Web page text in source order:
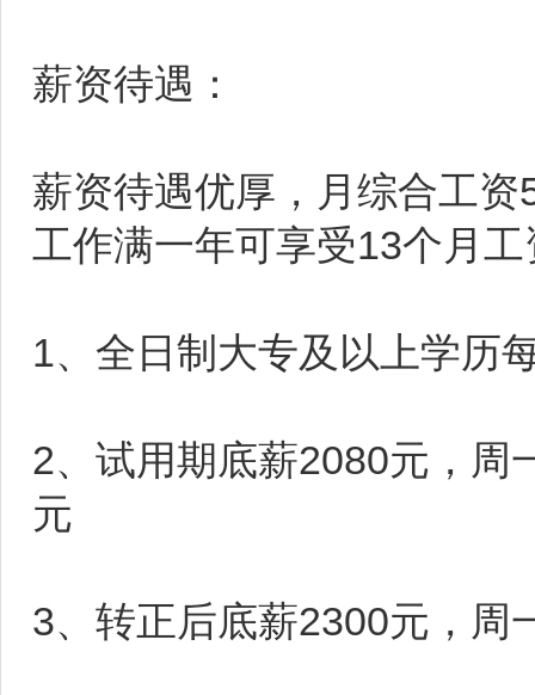
薪资待遇：
薪资待遇优厚，月综合工
工作满一年可享受13个月
1、全日制大专及以上学历
2、试用期底薪2080元，周
元
3、转正后底薪2300元，周